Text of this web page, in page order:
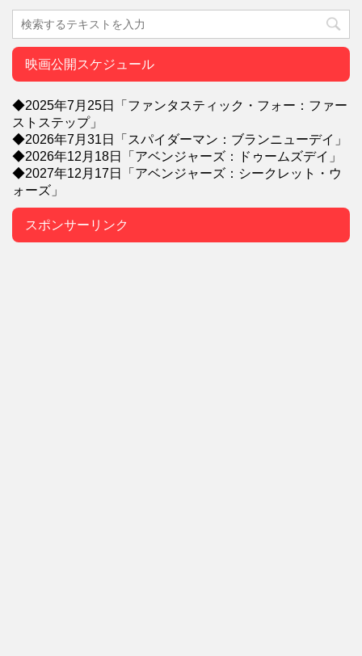
映画公開スケジュール
◆2025年7月25日「ファンタスティック・フォー：ファー
ストステップ」
◆2026年7月31日「スパイダーマン：ブランニューデイ」
◆2026年12月18日「アベンジャーズ：ドゥームズデイ」
◆2027年12月17日「アベンジャーズ：シークレット・ウ
ォーズ」
スポンサーリンク